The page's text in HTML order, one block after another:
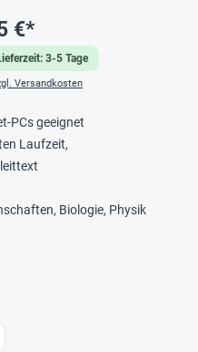
3-5 Tage
€*
Versandkosten
PCs geeignet
Laufzeit,
Biologie, Physik